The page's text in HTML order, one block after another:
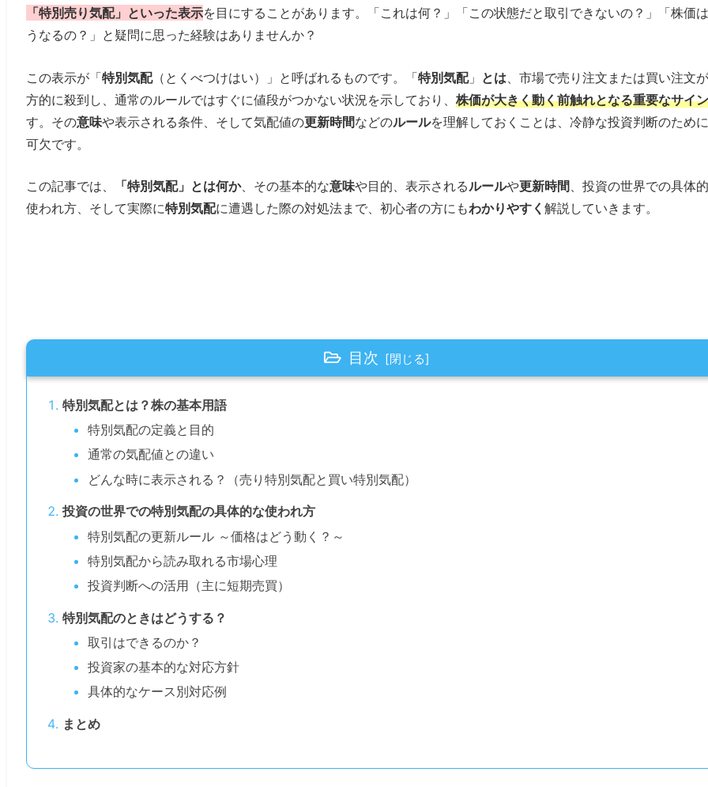
「特別売り気配」といった表示を目にすることがあります。「これは何？」「この状態だと取引できないの？」「株価
うなるの？」と疑問に思った経験はありませんか？
この表示が「特別気配（とくべつけはい）」と呼ばれるものです。「特別気配」 とは 、市場で売り注文または買い注文
方的に殺到し、通常のルールではすぐに値段がつかない状況を示しており、 株価が大きく動く前触れとなる重要なサイン
す。その意味や表示される条件、そして気配値の更新時間などのルールを理解しておくことは、冷静な投資判断のため
可欠です。
この記事では、 「特別気配」とは何か、その基本的な意味や目的、表示されるルールや更新時間 、投資の世界での具体
使われ方、そして実際に特別気配に遭遇した際の対処法まで、初心者の方にもわかりやすく 解説していきます。
目次
特別気配とは？株の基本用語
特別気配の定義と目的
通常の気配値との違い
どんな時に表示される？（売り特別気配と買い特別気配）
投資の世界での特別気配の具体的な使われ方
特別気配の更新ルール ～価格はどう動く？～
特別気配から読み取れる市場心理
投資判断への活用（主に短期売買）
特別気配のときはどうする？
取引はできるのか？
投資家の基本的な対応方針
具体的なケース別対応例
まとめ